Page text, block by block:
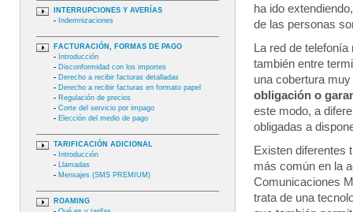
INTERRUPCIONES Y AVERÍAS
- Indemnizaciones
FACTURACIÓN, FORMAS DE PAGO
- Introducción
- Disconformidad con los importes
- Derecho a recibir facturas detalladas
- Derecho a recibir facturas en formato papel
- Regulación de precios
- Corte del servicio por impago
- Elección del medio de pago
TARIFICACIÓN ADICIONAL
- Introducción
- Llamadas
- Mensajes (SMS PREMIUM)
ROAMING
ha ido
de las personas
La red de
también entre
una cobertura
obligación o
este modo, a
obligadas a
Existen diferentes
más común en la
Comunicaciones
trata de una